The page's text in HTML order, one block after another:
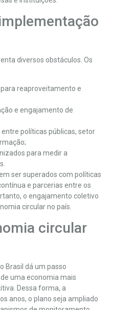
diversos obstáculos. Os
reaproveitamento e
e engajamento de
políticas públicas, setor
para medir a
ser superados com políticas
e parcerias entre os
o engajamento coletivo
circular no país.
circular
Brasil dá um passo
uma economia mais
Dessa forma, a
anos, o plano seja ampliado